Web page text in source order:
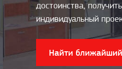
достоинства,
индивидуальный
Найти